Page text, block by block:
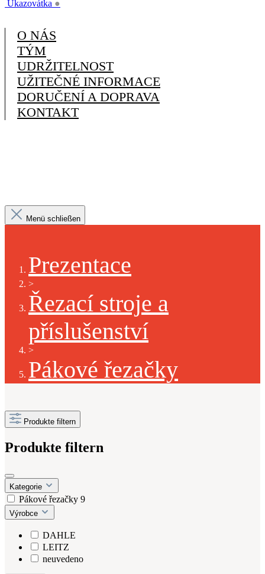
Ukazovátka ●
O NÁS
TÝM
UDRŽITELNOST
UŽITEČNÉ INFORMACE
DORUČENÍ A DOPRAVA
KONTAKT
Menü schließen
Prezentace
>
Řezací stroje a
příslušenství
>
Pákové řezačky
Produkte filtern
Produkte filtern
Kategorie
Pákové řezačky 9
Výrobce
DAHLE
LEITZ
neuvedeno